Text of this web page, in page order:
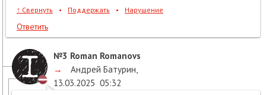
↑ Свернуть • Поддержать • Нарушение
Ответить
№3 Roman Romanovs
→
Андрей Батурин
13.03.2025 05:32